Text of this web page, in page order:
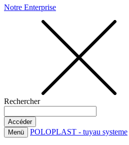
Notre Enterprise
Rechercher
Menü POLOPLAST - tuyau systeme